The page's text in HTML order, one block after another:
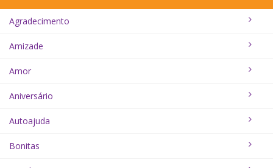
Agradecimento
Amizade
Amor
Aniversário
Autoajuda
Bonitas